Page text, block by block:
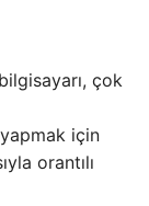
çok
için
orantılı